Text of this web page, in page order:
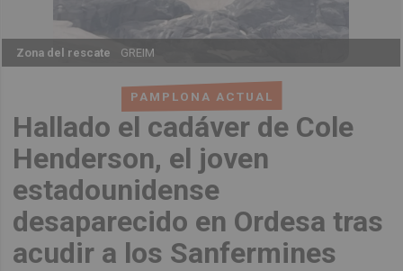
PAMPLONA ACTUAL
Hallado el cadáver de Cole
Henderson, el joven
estadounidense
desaparecido en Ordesa tras
acudir a los Sanfermines
Zona del rescate GREIM